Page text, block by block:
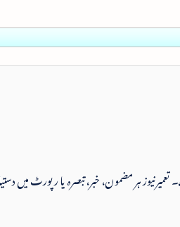
تعمیرنیوز ہر مضمون، خبر، تبصرہ یا رپورٹ میں